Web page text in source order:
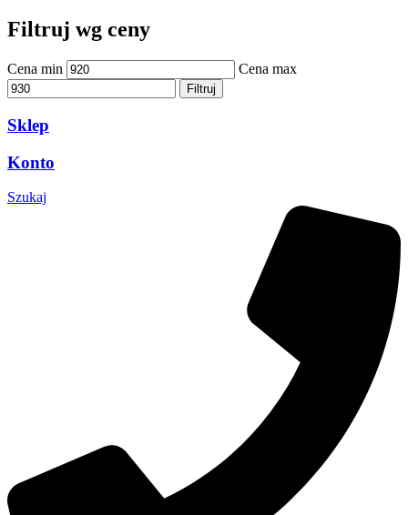
Filtruj wg ceny
Cena min Cena max
Filtruj
Sklep
Konto
Szukaj